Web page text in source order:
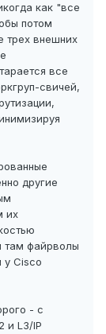
как "все
потом
трех внешних
все
свичей,
другие
их
там файрволы
у Cisco
- с
и L3/IP